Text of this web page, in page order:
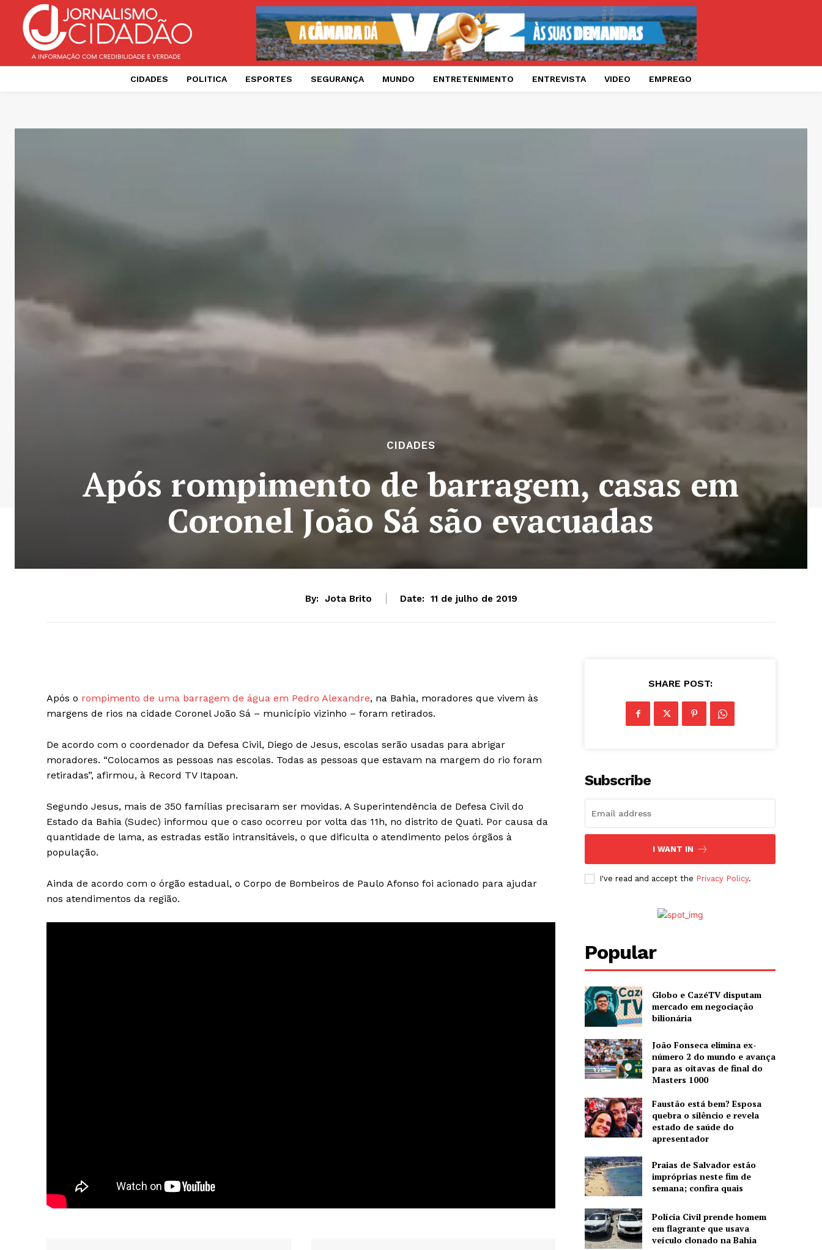
CIDADES POLITICA ESPORTES SEGURANÇA MUNDO ENTRETENIMENTO ENTREVISTA VIDEO EMPREGO
CIDADES
Após rompimento de barragem, casas em
Coronel João Sá são evacuadas
By: Jota Brito Date: 11 de julho de 2019
Após o rompimento de uma barragem de água em Pedro Alexandre, na Bahia, moradores que vivem às
margens de rios na cidade Coronel João Sá – município vizinho – foram retirados.
De acordo com o coordenador da Defesa Civil, Diego de Jesus, escolas serão usadas para abrigar
moradores. “Colocamos as pessoas nas escolas. Todas as pessoas que estavam na margem do rio foram
retiradas”, afirmou, à Record TV Itapoan.
Segundo Jesus, mais de 350 famílias precisaram ser movidas. A Superintendência de Defesa Civil do
Estado da Bahia (Sudec) informou que o caso ocorreu por volta das 11h, no distrito de Quati. Por causa da
quantidade de lama, as estradas estão intransitáveis, o que dificulta o atendimento pelos órgãos à
população.
Ainda de acordo com o órgão estadual, o Corpo de Bombeiros de Paulo Afonso foi acionado para ajudar
nos atendimentos da região.
SHARE POST:
Subscribe
I WANT IN
I've read and accept the Privacy Policy.
Popular
Globo e CazéTV disputam
mercado em negociação
bilionária
João Fonseca elimina ex-
número 2 do mundo e avança
para as oitavas de final do
Masters 1000
Faustão está bem? Esposa
quebra o silêncio e revela
estado de saúde do
apresentador
Praias de Salvador estão
impróprias neste fim de
semana; confira quais
Polícia Civil prende homem
em flagrante que usava
veículo clonado na Bahia